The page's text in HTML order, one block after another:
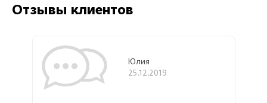
Отзывы клиентов
Юлия
25.12.2019